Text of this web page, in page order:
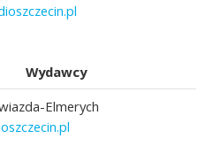
Wydawcy
Elmerych